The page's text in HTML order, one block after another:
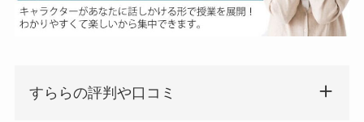
すららの評判や口コミ